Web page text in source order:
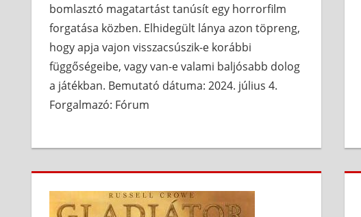
bomlasztó magatartást tanúsít egy horrorfilm
forgatása közben. Elhidegült lánya azon töpreng,
hogy apja vajon visszacsúszik-e korábbi
függőségeibe, vagy van-e valami baljósabb dolog
a játékban. Bemutató dátuma: 2024. július 4.
Forgalmazó: Fórum